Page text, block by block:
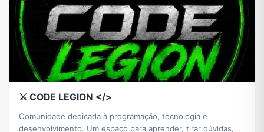
⚔️ CODE LEGION </>
Comunidade dedicada à programação, tecnologia e
desenvolvimento. Um espaço para aprender, tirar dúvidas,